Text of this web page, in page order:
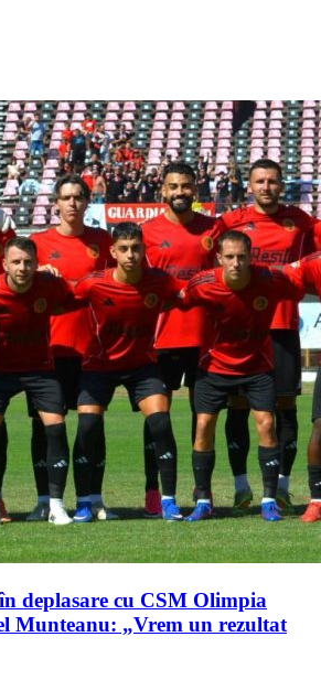
deplasare cu CSM Olimpia
Munteanu: „Vrem un rezultat